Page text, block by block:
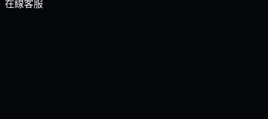
在線客服